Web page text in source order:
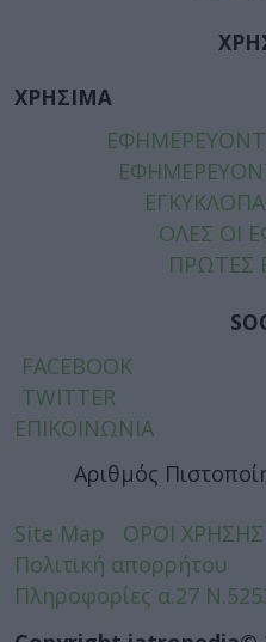
ΧΡΗΣΙΜΑ
ΟΛΕΣ ΟΙ
ΠΡΩΤΕΣ
FACEBOOK
TWITTER
ΕΠΙΚΟΙΝΩΝΙΑ
Αριθμός
Site Map ΟΡΟΙ ΧΡΗΣΗΣ
Πολιτική απορρήτου
Πληροφορίες α.27